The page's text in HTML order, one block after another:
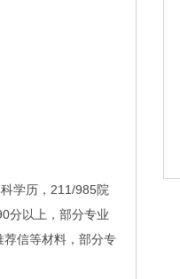
学历，211/985院
分以上，部分专业
信等材料，部分专